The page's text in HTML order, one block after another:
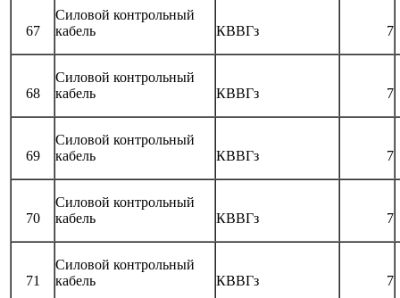
67
Силовой контрольный
кабель
КВВГз 7
68
Силовой контрольный
кабель
КВВГз 7
69
Силовой контрольный
кабель
КВВГз 7
70
Силовой контрольный
кабель
КВВГз 7
71
Силовой контрольный
кабель
КВВГз 7